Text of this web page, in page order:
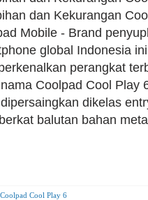
dan Kekurangan
Mobile - Brand
global Indonesia
perangkat
Coolpad Cool Play
dikelas
balutan bahan
Cool Play 6